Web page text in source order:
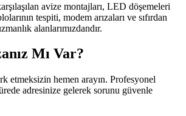
avize montajları, LED döşemeleri
tespiti, modem arızaları ve sıfırdan
alanlarımızdandır.
Mı Var?
etmeksizin hemen arayın. Profesyonel
adresinize gelerek sorunu güvenle